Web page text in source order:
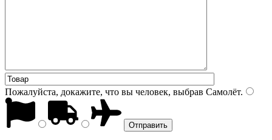
Пожалуйста, докажите, что вы человек, выбрав Самолёт.